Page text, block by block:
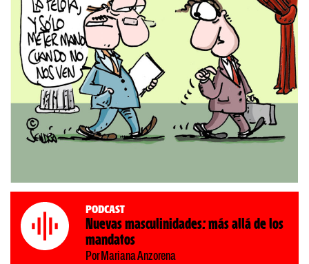
Podcast
Nuevas masculinidades: más allá de los
mandatos
Por Mariana Anzorena